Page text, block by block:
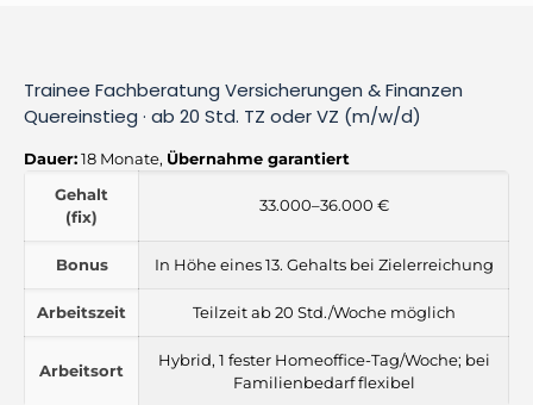
Trainee Fachberatung Versicherungen & Finanzen
Quereinstieg · ab 20 Std. TZ oder VZ (m/w/d)
Dauer:18 Monate, Übernahme garantiert
Gehalt
(fix)
33.000–36.000 €
Bonus In Höhe eines 13. Gehalts bei Zielerreichung
Arbeitszeit Teilzeit ab 20 Std./Woche möglich
Arbeitsort
Hybrid, 1 fester Homeoffice-Tag/Woche; bei
Familienbedarf flexibel